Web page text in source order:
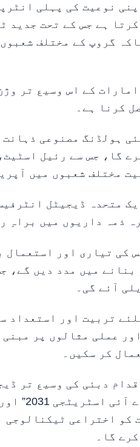
نوعیت کی پہلی
ہے جس کے تحت جدید
گروپ کے مختلف
کے اس وسیع تر
کرنا ہے۔
ہولڈنگ مصنوعی
گا، جس سے رئیل
مختلف شعبوں میں
متحدہ ڈیجیٹل
ذمہ داریوں میں براہِ
کی تیاری اور
بنانے میں مدد دیں گے،
آئے گی۔
تربیت اور استعداد
عملی مثالوں پر مبنی
کر سکیں۔
دبئی کی وسیع تر
جو “یو
کو اختراعی
گا۔